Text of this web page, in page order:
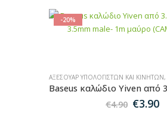
-20%
ΑΞΕΣΟΥΆΡ ΥΠΟΛΟΓΙΣΤΏΝ ΚΑΙ ΚΙΝΗΤΏΝ,
€4.90 Original
€3.90Η